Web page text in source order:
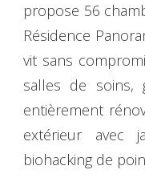
propose 56
Résidence
vit sans
salles de soins,
entièrement
extérieur avec
biohacking de